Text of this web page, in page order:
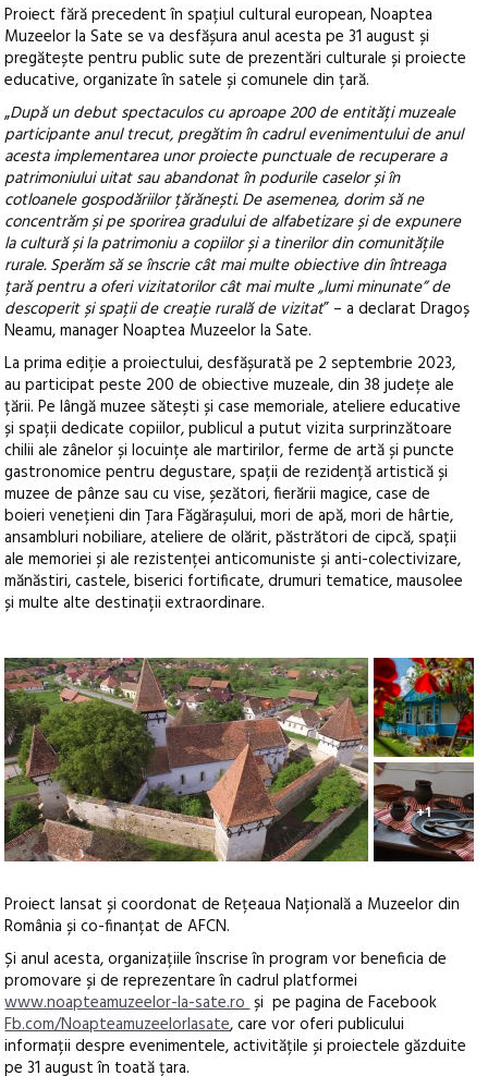
Proiect fără precedent în spațiul cultural european, Noaptea
Muzeelor la Sate se va desfășura anul acesta pe 31 august și
pregătește pentru public sute de prezentări culturale și proiecte
educative, organizate în satele și comunele din țară.
„După un debut spectaculos cu aproape 200 de entități muzeale
participante anul trecut, pregătim în cadrul evenimentului de anul
acesta implementarea unor proiecte punctuale de recuperare a
patrimoniului uitat sau abandonat în podurile caselor și în
cotloanele gospodăriilor țărănești. De asemenea, dorim să ne
concentrăm și pe sporirea gradului de alfabetizare și de expunere
la cultură și la patrimoniu a copiilor și a tinerilor din comunitățile
rurale. Sperăm să se înscrie cât mai multe obiective din întreaga
țară pentru a oferi vizitatorilor cât mai multe „lumi minunate” de
descoperit și spații de creație rurală de vizitat” – a declarat Dragoș
Neamu, manager Noaptea Muzeelor la Sate.
La prima ediție a proiectului, desfășurată pe 2 septembrie 2023,
au participat peste 200 de obiective muzeale, din 38 județe ale
țării. Pe lângă muzee sătești și case memoriale, ateliere educative
și spații dedicate copiilor, publicul a putut vizita surprinzătoare
chilii ale zânelor și locuințe ale martirilor, ferme de artă și puncte
gastronomice pentru degustare, spații de rezidență artistică și
muzee de pânze sau cu vise, șezători, fierării magice, case de
boieri venețieni din Țara Făgărașului, mori de apă, mori de hârtie,
ansambluri nobiliare, ateliere de olărit, păstrători de cipcă, spații
ale memoriei și ale rezistenței anticomuniste și anti-colectivizare,
mănăstiri, castele, biserici fortificate, drumuri tematice, mausolee
și multe alte destinații extraordinare.
+1
Proiect lansat și coordonat de Rețeaua Națională a Muzeelor din
România și co-finanțat de AFCN.
Și anul acesta, organizațiile înscrise în program vor beneficia de
promovare și de reprezentare în cadrul platformei
www.noapteamuzeelor-la-sate.ro​și pe pagina de Facebook
Fb.com/Noapteamuzeelorlasate, care vor oferi publicului
informații despre evenimentele, activitățile și proiectele găzduite
pe 31 august în toată țara.